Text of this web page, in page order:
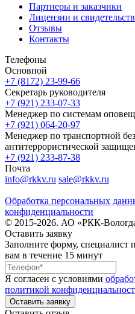
Партнеры и заказчики
Лицензии и
Отзывы
Контакты
Телефоны
Основной
+7 (8172) 23-99-66
Секретарь руководителя
+7 (921) 233-07-33
Менеджер по системам
+7 (921) 064-20-97
Менеджер по транспортной
антитеррористической
+7 (921) 233-87-38
Почта
info@rkkv.ru sale@rkkv.ru
Обработка персональных
конфиденциальности
© 2015-2026. АО «РКК-
Оставить заявку
Заполните форму, специалист
вам в течение 15 минут
Я согласен с условиями
политикой
Оставить заявку